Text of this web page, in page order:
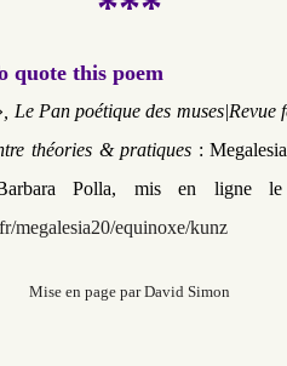
quote this poem
, Le Pan poétique des
théories & pratiques :
Polla, mis en ligne
megalesia20/equinoxe/kunz
Mise en page par David Simon